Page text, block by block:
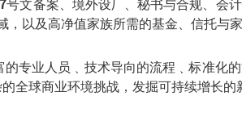
号文备案、境外设厂、秘书与合规、会
，以及高净值家族所需的基金、信托与
专业人员﹑技术导向的流程﹑标准化
全球商业环境挑战，发掘可持续增长的